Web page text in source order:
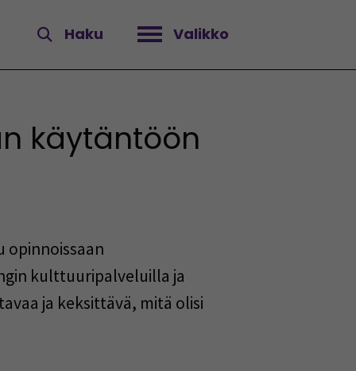
Haku Valikko
Avaa valikko
käytäntöön
opinnoissaan
kulttuuripalveluilla ja
ja keksittävä, mitä olisi